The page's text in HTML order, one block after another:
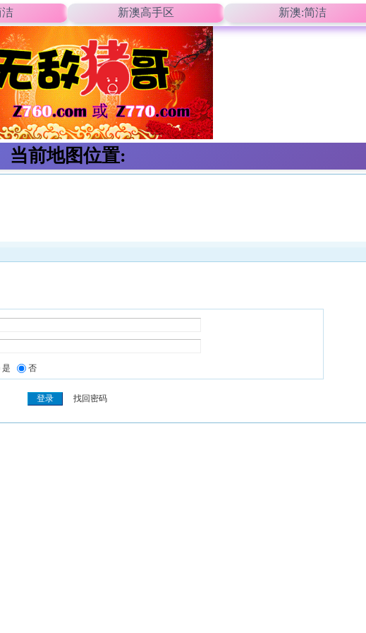
洁 新澳高手区 新澳:简洁
当前地图位置:
是 否
找回密码